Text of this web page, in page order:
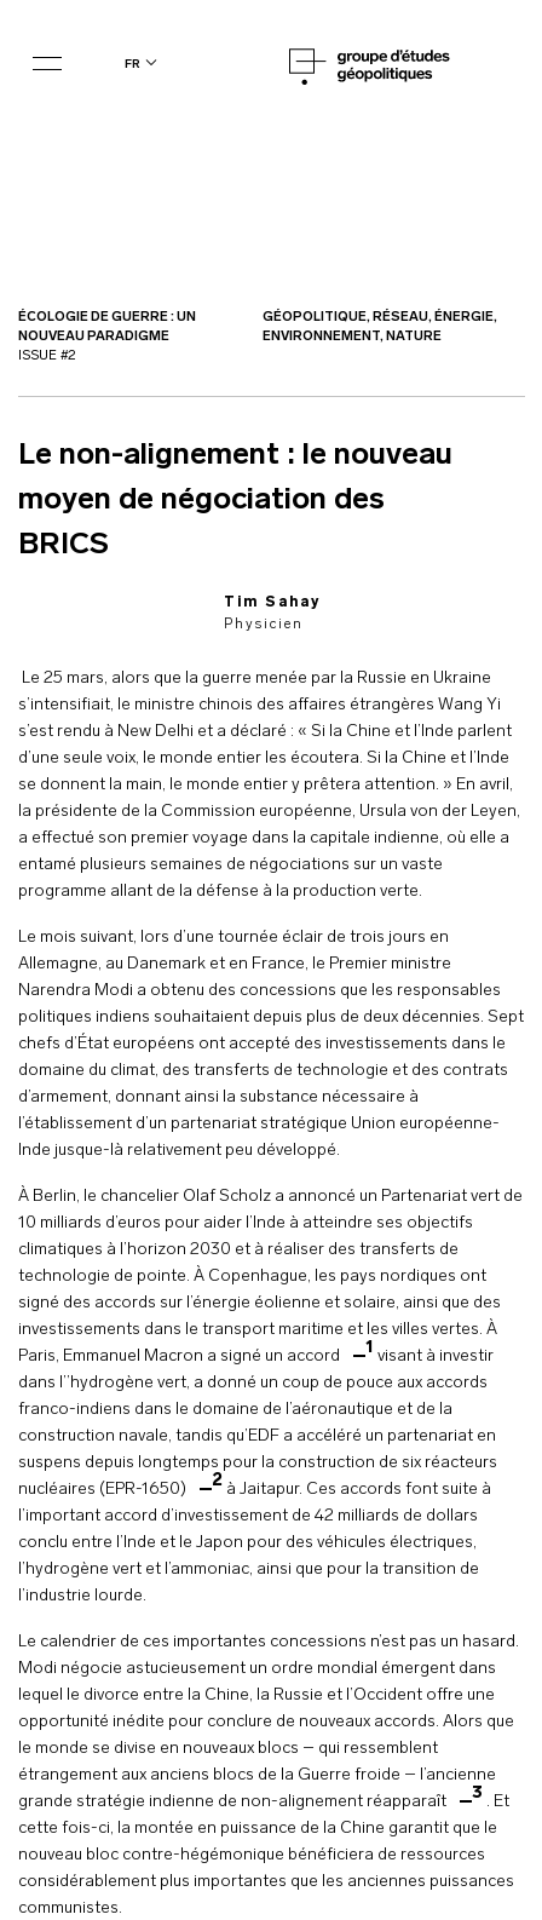
fr
ÉCOLOGIE DE GUERRE : UN
NOUVEAU PARADIGME
ISSUE #2
GÉOPOLITIQUE, RÉSEAU, ÉNERGIE,
ENVIRONNEMENT, NATURE
Le non-alignement : le nouveau
moyen de négociation des
BRICS
Tim Sahay
Physicien
Le 25 mars, alors que la guerre menée par la Russie en Ukraine
s’intensifiait, le ministre chinois des affaires étrangères Wang Yi
s’est rendu à New Delhi et a déclaré : « Si la Chine et l’Inde parlent
d’une seule voix, le monde entier les écoutera. Si la Chine et l’Inde
se donnent la main, le monde entier y prêtera attention. » En avril,
la présidente de la Commission européenne, Ursula von der Leyen,
a effectué son premier voyage dans la capitale indienne, où elle a
entamé plusieurs semaines de négociations sur un vaste
programme allant de la défense à la production verte.
Le mois suivant, lors d’une tournée éclair de trois jours en
Allemagne, au Danemark et en France, le Premier ministre
Narendra Modi a obtenu des concessions que les responsables
politiques indiens souhaitaient depuis plus de deux décennies. Sept
chefs d’État européens ont accepté des investissements dans le
domaine du climat, des transferts de technologie et des contrats
d’armement, donnant ainsi la substance nécessaire à
l’établissement d’un partenariat stratégique Union européenne-
Inde jusque-là relativement peu développé.
À Berlin, le chancelier Olaf Scholz a annoncé un Partenariat vert de
10 milliards d’euros pour aider l’Inde à atteindre ses objectifs
climatiques à l’horizon 2030 et à réaliser des transferts de
technologie de pointe. À Copenhague, les pays nordiques ont
signé des accords sur l’énergie éolienne et solaire, ainsi que des
investissements dans le transport maritime et les villes vertes. À
Paris, Emmanuel Macron a signé un accord
1 visant à investir
dans l’’hydrogène vert, a donné un coup de pouce aux accords
franco-indiens dans le domaine de l’aéronautique et de la
construction navale, tandis qu’EDF a accéléré un partenariat en
suspens depuis longtemps pour la construction de six réacteurs
nucléaires (EPR-1650)
2 à Jaitapur. Ces accords font suite à
l’important accord d’investissement de 42 milliards de dollars
conclu entre l’Inde et le Japon pour des véhicules électriques,
l’hydrogène vert et l’ammoniac, ainsi que pour la transition de
l’industrie lourde.
Le calendrier de ces importantes concessions n’est pas un hasard.
Modi négocie astucieusement un ordre mondial émergent dans
lequel le divorce entre la Chine, la Russie et l’Occident offre une
opportunité inédite pour conclure de nouveaux accords. Alors que
le monde se divise en nouveaux blocs – qui ressemblent
étrangement aux anciens blocs de la Guerre froide – l’ancienne
grande stratégie indienne de non-alignement réapparaît
3 . Et
cette fois-ci, la montée en puissance de la Chine garantit que le
nouveau bloc contre-hégémonique bénéficiera de ressources
considérablement plus importantes que les anciennes puissances
communistes.